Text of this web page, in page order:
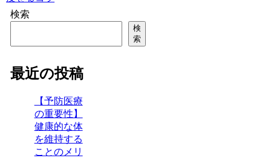
検索
検
索
最近の投稿
【予防医療
の重要性】
健康的な体
を維持する
ことのメリ